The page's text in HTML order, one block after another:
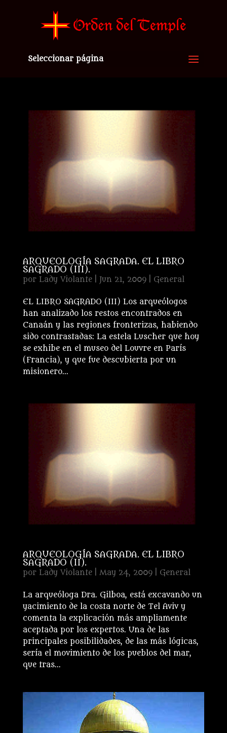
Seleccionar página
ARQUEOLOGÍA SAGRADA. EL LIBRO
SAGRADO (III).
por Lady Violante| Jun 21, 2009| General
EL LIBRO SAGRADO (III) Los arqueólogos
han analizado los restos encontrados en
Canaán y las regiones fronterizas, habiendo
sido contrastadas: La estela Luscher que hoy
se exhibe en el museo del Louvre en París
(Francia), y que fue descubierta por un
misionero...
ARQUEOLOGÍA SAGRADA. EL LIBRO
SAGRADO (II).
por Lady Violante| May 24, 2009| General
La arqueóloga Dra. Gilboa, está excavando un
yacimiento de la costa norte de Tel Aviv y
comenta la explicación más ampliamente
aceptada por los expertos. Una de las
principales posibilidades, de las más lógicas,
sería el movimiento de los pueblos del mar,
que tras...